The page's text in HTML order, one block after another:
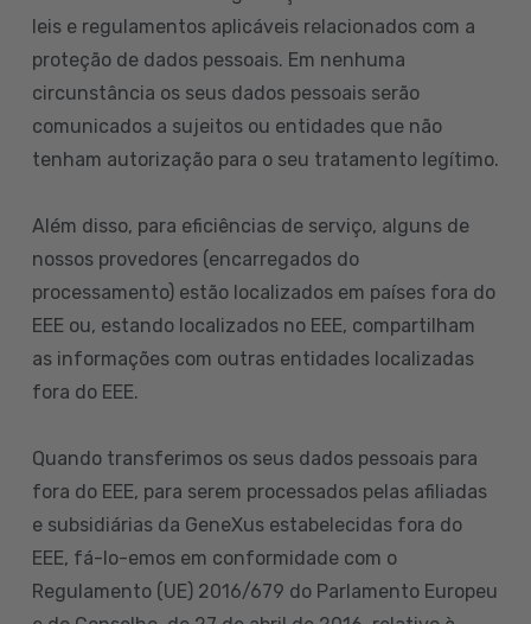
leis e regulamentos aplicáveis relacionados com a
proteção de dados pessoais. Em nenhuma
circunstância os seus dados pessoais serão
comunicados a sujeitos ou entidades que não
tenham autorização para o seu tratamento legítimo.
Além disso, para eficiências de serviço, alguns de
nossos provedores (encarregados do
processamento) estão localizados em países fora do
EEE ou, estando localizados no EEE, compartilham
as informações com outras entidades localizadas
fora do EEE.
Quando transferimos os seus dados pessoais para
fora do EEE, para serem processados pelas afiliadas
e subsidiárias da GeneXus estabelecidas fora do
EEE, fá-lo-emos em conformidade com o
Regulamento (UE) 2016/679 do Parlamento Europeu